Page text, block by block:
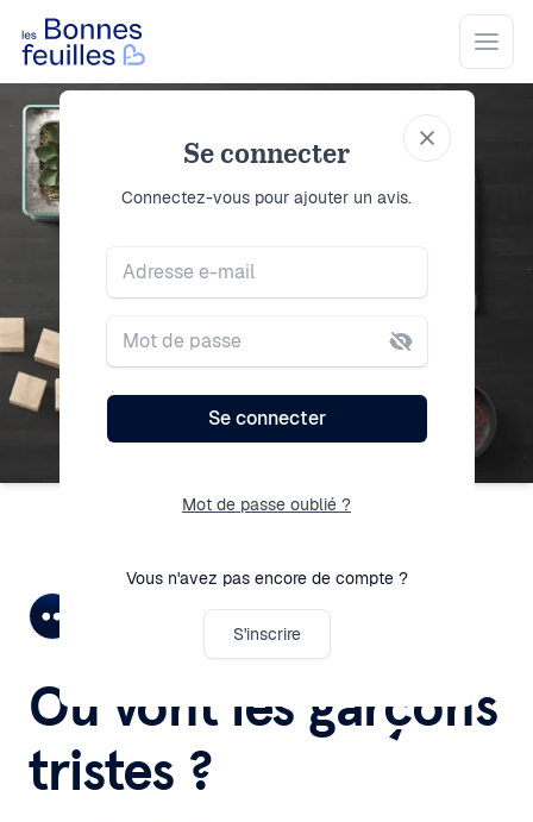
Les Bonnes Feuilles
Où vont les garçons
tristes ?
Se connecter
Connectez-vous pour ajouter un avis.
Se connecter
Se connecter
Mot de passe oublié ?
Vous n'avez pas encore de compte ?
S'inscrire